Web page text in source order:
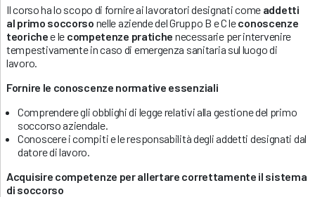
Il corso ha lo scopo di fornire ai lavoratori designati come addetti
al primo soccorso nelle aziende del Gruppo B e C leconoscenze
teorichee le competenze pratiche necessarie per intervenire
tempestivamente in caso di emergenza sanitaria sul luogo di
lavoro.
Fornire le conoscenze normative essenziali
Comprendere gli obblighi di legge relativi alla gestione del primo
soccorso aziendale.
Conoscere i compiti e le responsabilità degli addetti designati dal
datore di lavoro.
Acquisire competenze per allertare correttamente il sistema
di soccorso